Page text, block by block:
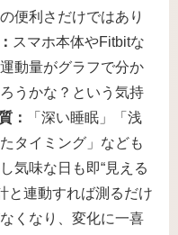
便利さだけではあり
スマホ本体やFitbitな
動量がグラフで分か
うかな？という気持
：
「深い睡眠」「浅
タイミング」なども
気味な日も即“見える
と連動すれば測るだけ
くなり、変化に一喜